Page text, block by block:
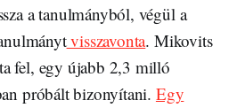
a tanulmányból, végül a
visszavonta. Mikovits
fel, egy újabb 2,3 milló
próbált bizonyítani. Egy